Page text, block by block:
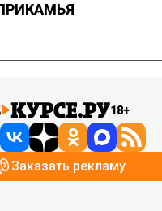
18+
Заказать рекламу